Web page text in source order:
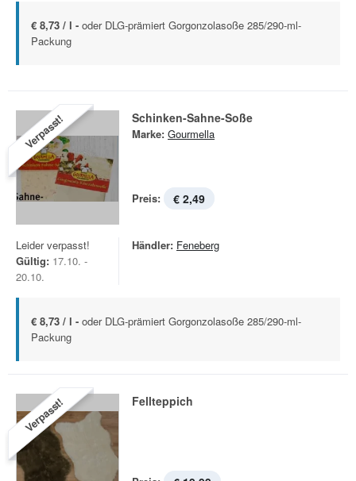
€ 8,73 / l - oder DLG-prämiert Gorgonzolasoße 285/290-ml-
Packung
Verpasst! Schinken-Sahne-Soße
Marke: Gourmella
Preis: € 2,49
Leider verpasst!
Gültig: 17.10. -
20.10.
Händler: Feneberg
€ 8,73 / l - oder DLG-prämiert Gorgonzolasoße 285/290-ml-
Packung
Verpasst! Fellteppich